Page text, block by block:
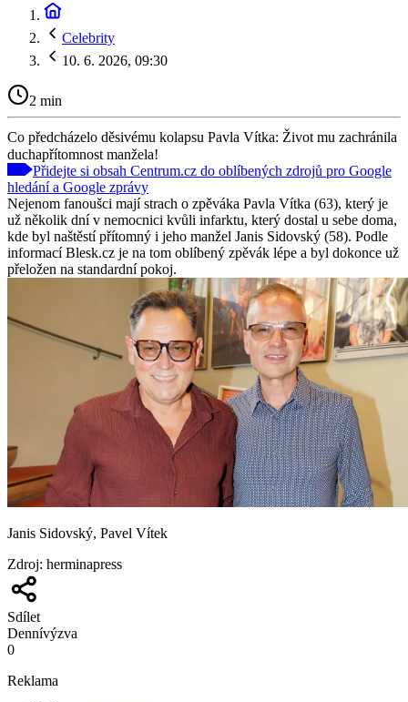
Celebrity
10. 6. 2026, 09:30
2 min
Co předcházelo děsivému kolapsu Pavla Vítka: Život mu zachránila
duchapřítomnost manžela!
Přidejte si obsah Centrum.cz do oblíbených zdrojů pro Google
hledání a Google zprávy
Nejenom fanoušci mají strach o zpěváka Pavla Vítka (63), který je
už několik dní v nemocnici kvůli infarktu, který dostal u sebe doma,
kde byl naštěstí přítomný i jeho manžel Janis Sidovský (58). Podle
informací Blesk.cz je na tom oblíbený zpěvák lépe a byl dokonce už
přeložen na standardní pokoj.
Janis Sidovský, Pavel Vítek
Zdroj: herminapress
Sdílet
Dennívýzva
0
Reklama